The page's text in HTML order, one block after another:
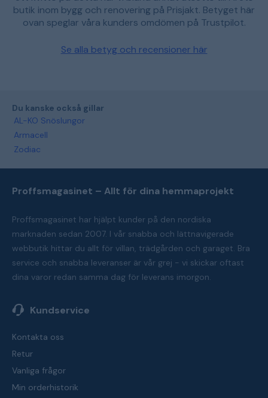
butik inom bygg och renovering på Prisjakt. Betyget här
ovan speglar våra kunders omdömen på Trustpilot.
Se alla betyg och recensioner här
Du kanske också gillar
AL-KO Snöslungor
Armacell
Zodiac
Proffsmagasinet – Allt för dina hemmaprojekt
Proffsmagasinet har hjälpt kunder på den nordiska
marknaden sedan 2007. I vår snabba och lättnavigerade
webbutik hittar du allt för villan, trädgården och garaget. Bra
service och snabba leveranser är vår grej - vi skickar oftast
dina varor redan samma dag för leverans imorgon.
Kundservice
Kontakta oss
Retur
Vanliga frågor
Min orderhistorik